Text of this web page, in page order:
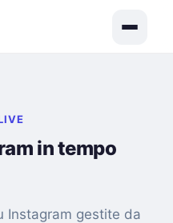
in tempo
Instagram gestite da